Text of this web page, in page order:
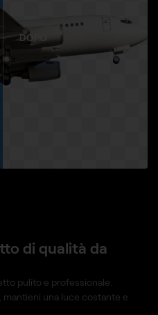
DOPO
di qualità da
pulito e professionale.
una luce costante e